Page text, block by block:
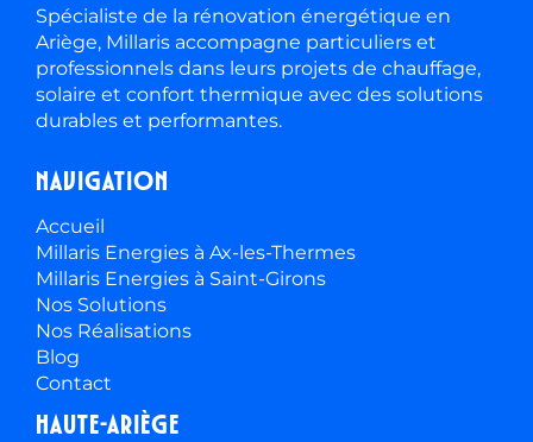
Spécialiste de la rénovation énergétique en
Ariège, Millaris accompagne particuliers et
professionnels dans leurs projets de chauffage,
solaire et confort thermique avec des solutions
durables et performantes.
Navigation
Accueil
Millaris Energies à Ax-les-Thermes
Millaris Energies à Saint-Girons
Nos Solutions
Nos Réalisations
Blog
Contact
Haute-ariège